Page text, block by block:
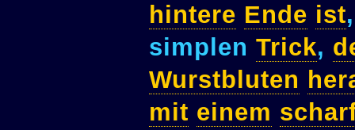
hintere Ende ist
simplen Trick,
Wurstbluten
mit einem